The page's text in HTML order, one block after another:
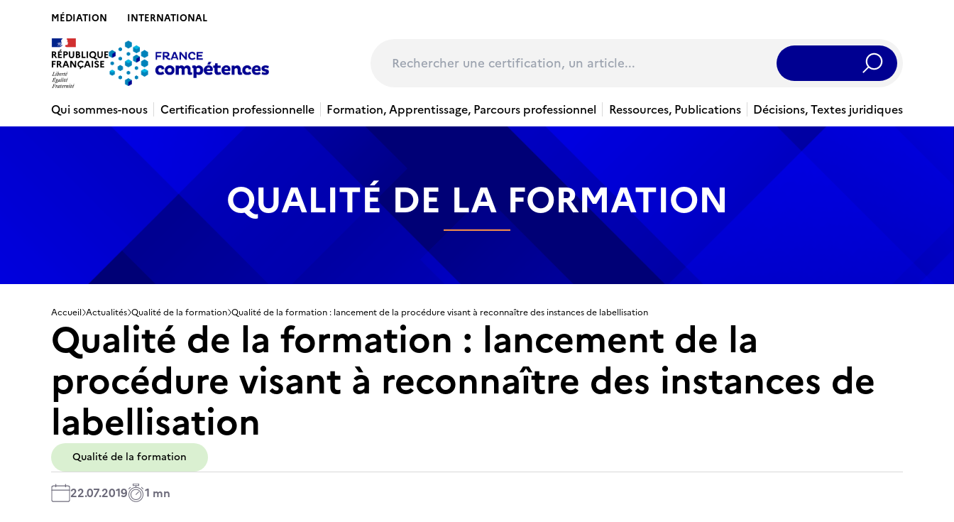
MÉDIATION INTERNATIONAL
Rechercher
Qui sommes-nous
Certification professionnelle Formation, Apprentissage, Parcours professionnel Ressources, Publications Décisions, Textes juridiques
QUALITÉ DE LA FORMATION
Accueil Actualités Qualité de la formation Qualité de la formation : lancement de la procédure visant à reconnaître des instances de labellisation
Qualité de la formation : lancement de la
procédure visant à reconnaître des instances de
labellisation
Qualité de la formation
22.07.2019 1 mn